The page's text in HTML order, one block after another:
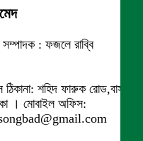
সম্পাদক : ফজলে রাব্বি
শহিদ ফারুক রোড,বাসা
। মোবাইল অফিস: